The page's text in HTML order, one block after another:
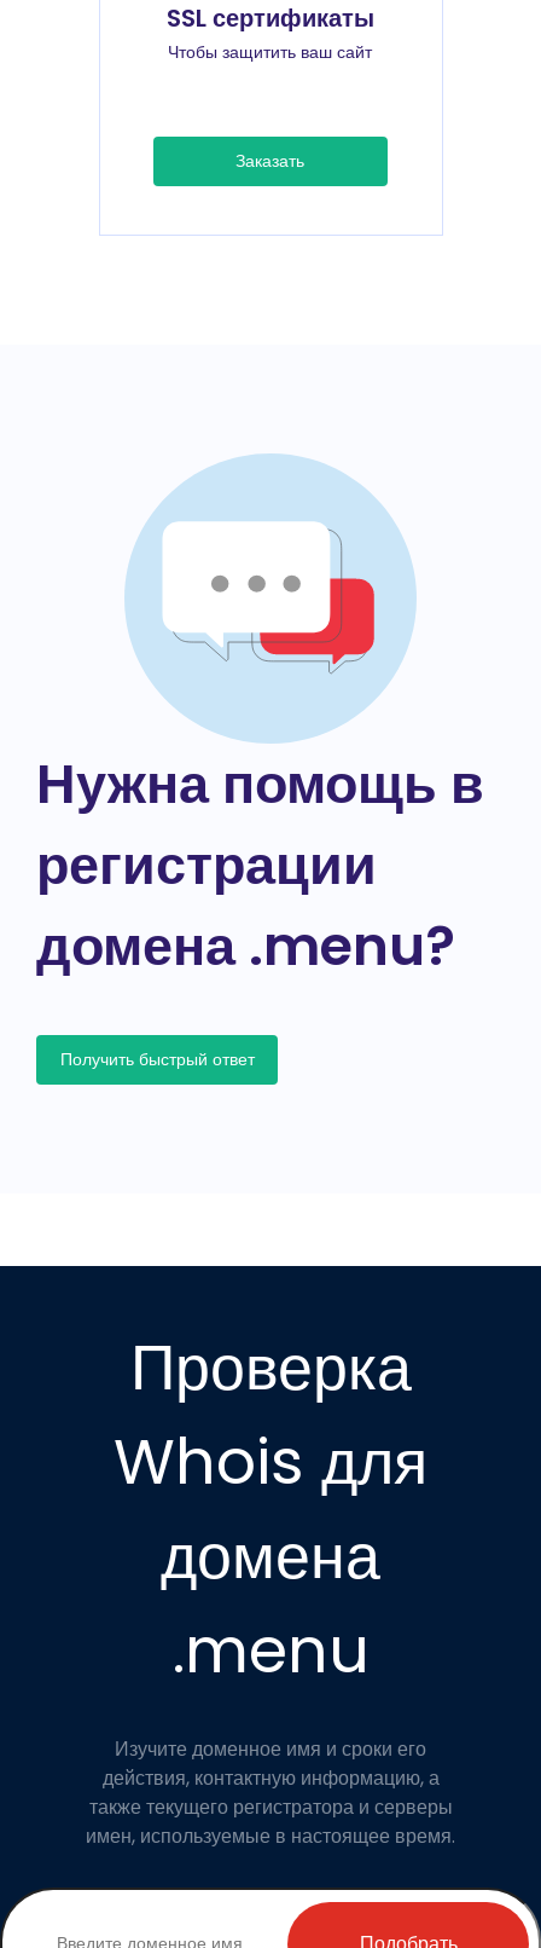
SSL сертификаты
Чтобы защитить ваш сайт
Заказать
Нужна помощь в
регистрации
домена .menu?
Получить быстрый ответ
Проверка
Whois для
домена
.menu
Изучите доменное имя и сроки его
действия, контактную информацию, а
также текущего регистратора и серверы
имен, используемые в настоящее время.